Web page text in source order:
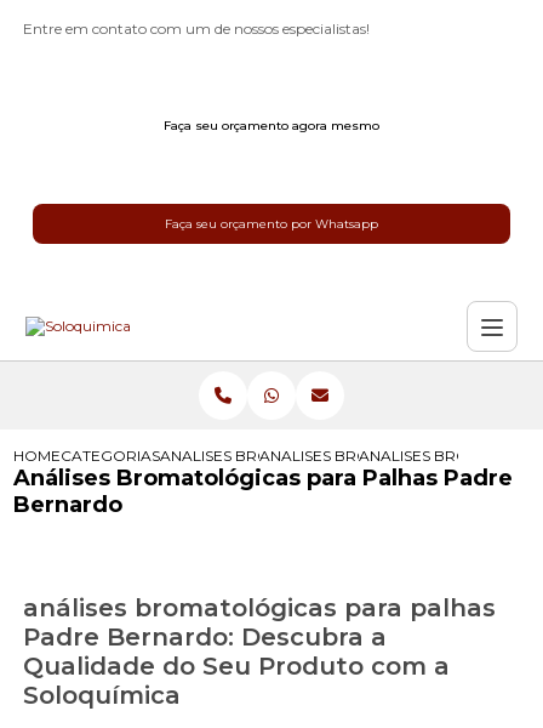
Entre em contato com um de nossos especialistas!
Faça seu orçamento agora mesmo
Faça seu orçamento por Whatsapp
HOMECATEGORIASANALISES BROMATOLOGICAS
ANALISES BROMATOLOGICAS PARA
ANALISES
Análises Bromatológicas para Palhas Padre
Bernardo
análises bromatológicas para palhas
Padre Bernardo: Descubra a
Qualidade do Seu Produto com a
Soloquímica